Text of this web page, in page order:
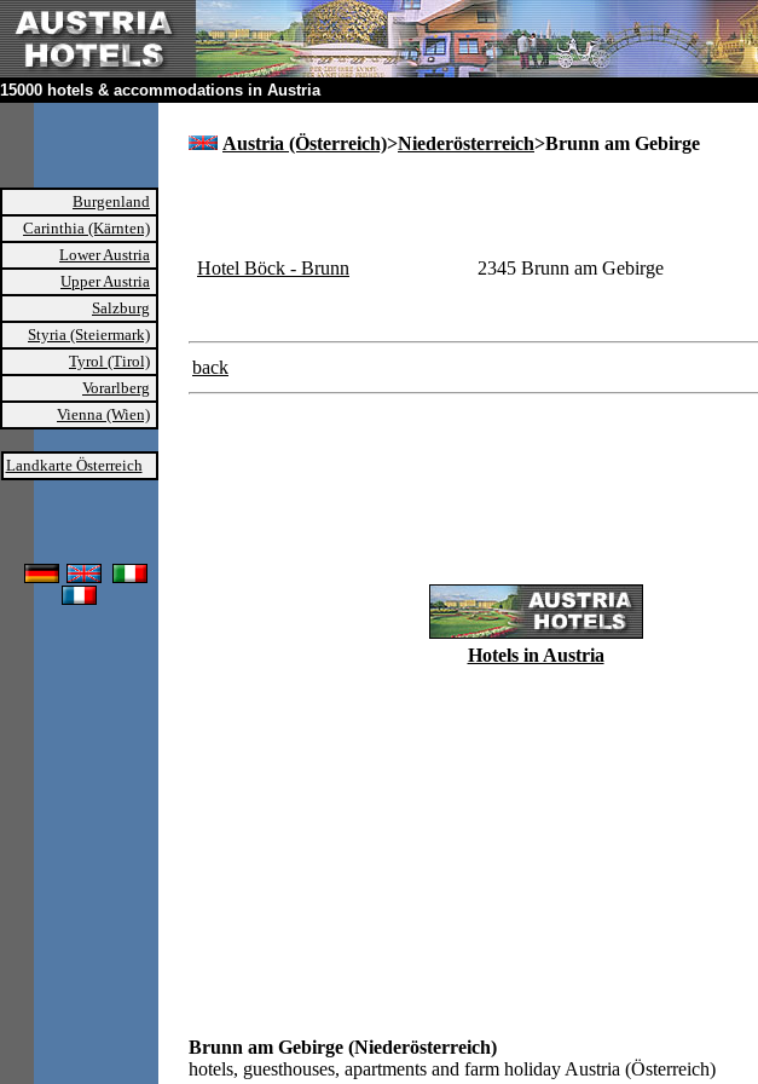
15000 hotels & accommodations in Austria
Burgenland
Carinthia (Kärnten)
Lower Austria
Upper Austria
Salzburg
Styria (Steiermark)
Tyrol (Tirol)
Vorarlberg
Vienna (Wien)
Landkarte Österreich
Austria (Österreich)>Niederösterreich>Brunn am Gebirge
Hotel Böck - Brunn 2345 Brunn am Gebirge
back
Hotels in Austria
Brunn am Gebirge (Niederösterreich)
hotels, guesthouses, apartments and farm holiday Austria (Österreich)